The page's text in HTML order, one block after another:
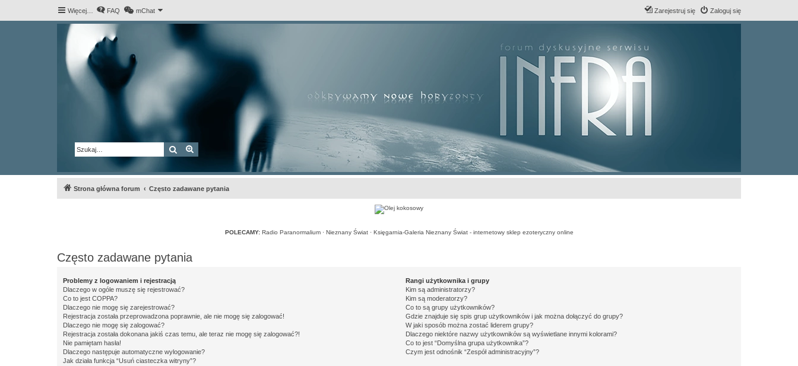
Więcej… FAQ mChat Zaloguj się
Zarejestruj się
Szukaj Wyszukiwanie zaawansowane
Strona główna forum Często zadawane pytania
POLECAMY: Radio Paranormalium· Nieznany Świat· Księgarnia-Galeria Nieznany Świat - internetowy sklep ezoteryczny online
Często zadawane pytania
Problemy z logowaniem i rejestracją
Dlaczego w ogóle muszę się rejestrować?
Co to jest COPPA?
Dlaczego nie mogę się zarejestrować?
Rejestracja została przeprowadzona poprawnie, ale nie mogę się zalogować!
Dlaczego nie mogę się zalogować?
Rejestracja została dokonana jakiś czas temu, ale teraz nie mogę się zalogować?!
Nie pamiętam hasła!
Dlaczego następuje automatyczne wylogowanie?
Jak działa funkcja “Usuń ciasteczka witryny”?
Rangi użytkownika i grupy
Kim są administratorzy?
Kim są moderatorzy?
Co to są grupy użytkowników?
Gdzie znajduje się spis grup użytkowników i jak można dołączyć do grupy?
W jaki sposób można zostać liderem grupy?
Dlaczego niektóre nazwy użytkowników są wyświetlane innymi kolorami?
Co to jest “Domyślna grupa użytkownika”?
Czym jest odnośnik “Zespół administracyjny”?